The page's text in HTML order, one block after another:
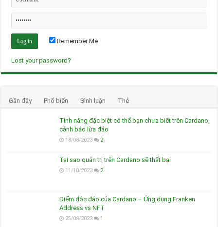
Remember Me
Lost your password?
Gần đây Phổ biến Bình luận Thẻ
Tính năng đặc biệt có thể bạn chưa biết trên Cardano,
cảnh báo lừa đảo
18/08/2023 2
Tại sao quản trị trên Cardano sẽ thất bại
11/10/2023 2
Điểm độc đáo của Cardano – Ứng dụng Franken
Address vs NFT
25/08/2023 1